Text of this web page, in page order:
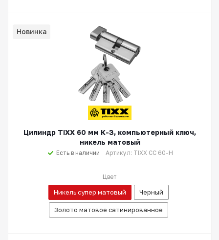
Новинка
Цилиндр TIXX 60 мм К-З, компьютерный ключ,
никель матовый
Есть в наличии Артикул: TIXX CC 60-H
Цвет
Никель супер матовый Черный
Золото матовое сатинированное